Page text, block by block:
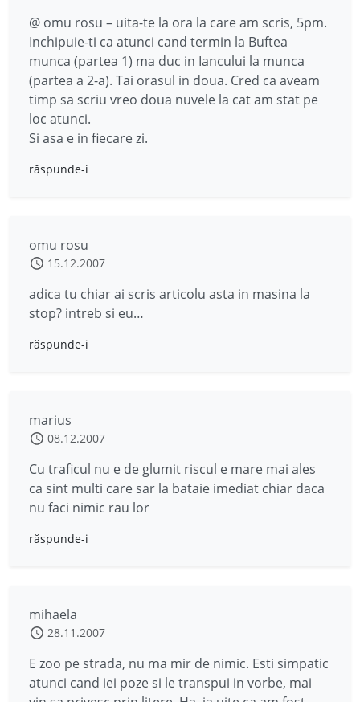
@ omu rosu – uita-te la ora la care am scris, 5pm.
Inchipuie-ti ca atunci cand termin la Buftea
munca (partea 1) ma duc in Iancului la munca
(partea a 2-a). Tai orasul in doua. Cred ca aveam
timp sa scriu vreo doua nuvele la cat am stat pe
loc atunci.
Si asa e in fiecare zi.
răspunde-i
omu rosu
15.12.2007
adica tu chiar ai scris articolu asta in masina la
stop? intreb si eu…
răspunde-i
marius
08.12.2007
Cu traficul nu e de glumit riscul e mare mai ales
ca sint multi care sar la bataie imediat chiar daca
nu faci nimic rau lor
răspunde-i
mihaela
28.11.2007
E zoo pe strada, nu ma mir de nimic. Esti simpatic
atunci cand iei poze si le transpui in vorbe, mai